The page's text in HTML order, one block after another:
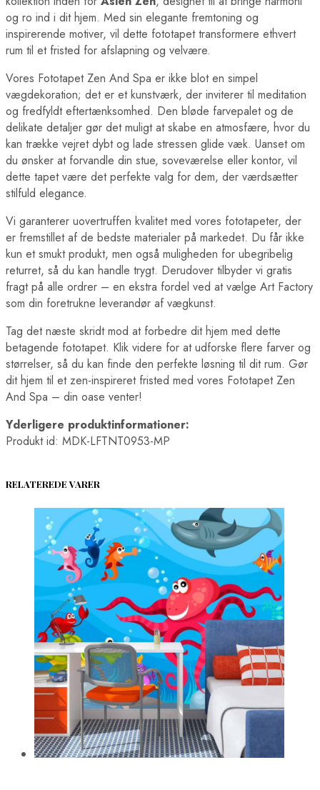
og ro ind i dit hjem. Med sin elegante fremtoning og
inspirerende motiver, vil dette fototapet transformere ethvert
rum til et fristed for afslapning og velvære.
Vores Fototapet Zen And Spa er ikke blot en simpel
vægdekoration; det er et kunstværk, der inviterer til meditation
og fredfyldt eftertænksomhed. Den bløde farvepalet og de
delikate detaljer gør det muligt at skabe en atmosfære, hvor du
kan trække vejret dybt og lade stressen glide væk. Uanset om
du ønsker at forvandle din stue, soveværelse eller kontor, vil
dette tapet være det perfekte valg for dem, der værdsætter
stilfuld elegance.
Vi garanterer uovertruffen kvalitet med vores fototapeter, der
er fremstillet af de bedste materialer på markedet. Du får ikke
kun et smukt produkt, men også muligheden for ubegribelig
returret, så du kan handle trygt. Derudover tilbyder vi gratis
fragt på alle ordrer – en ekstra fordel ved at vælge Art Factory
som din foretrukne leverandør af vægkunst.
Tag det næste skridt mod at forbedre dit hjem med dette
betagende fototapet. Klik videre for at udforske flere farver og
størrelser, så du kan finde den perfekte løsning til dit rum. Gør
dit hjem til et zen-inspireret fristed med vores Fototapet Zen
And Spa – din oase venter!
Yderligere produktinformationer:
Produkt id: MDK-LFTNT0953-MP
RELATEREDE VARER